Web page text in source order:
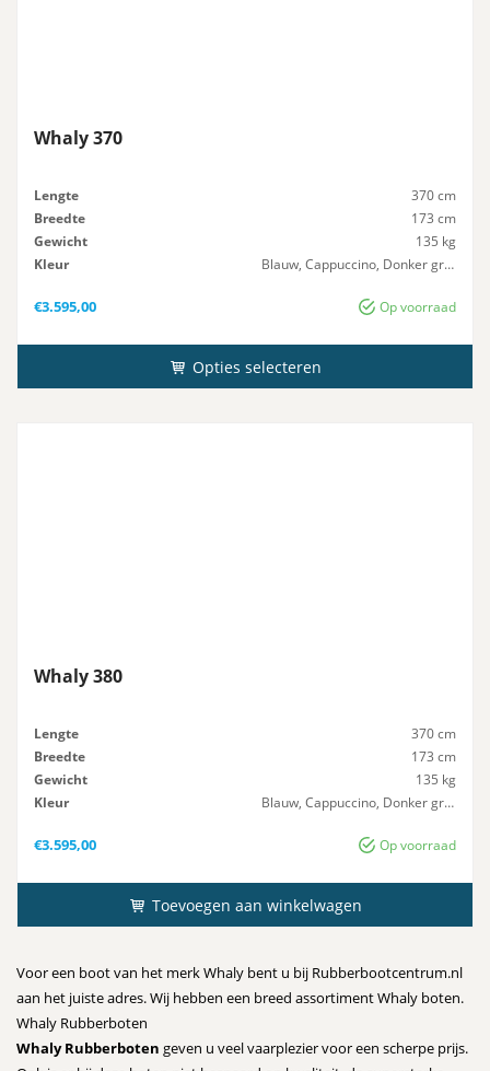
Whaly 370
Lengte
370 cm
Breedte
173 cm
Gewicht
135 kg
Kleur
Blauw, Cappuccino, Donker grijs, Geel, Groen, Licht Grijs, Oranje, Rood, Zwart
Op voorraad
€3.595,00
Opties selecteren
Whaly 380
Lengte
370 cm
Breedte
173 cm
Gewicht
135 kg
Kleur
Blauw, Cappuccino, Donker grijs, Geel, Groen, Licht Grijs, Oranje, Rood, Zwart
Op voorraad
€3.595,00
Toevoegen aan winkelwagen
Voor een boot van het merk Whaly bent u bij Rubberbootcentrum.nl
aan het juiste adres. Wij hebben een breed assortiment Whaly boten.
Whaly Rubberboten
Whaly Rubberboten geven u veel vaarplezier voor een scherpe prijs.